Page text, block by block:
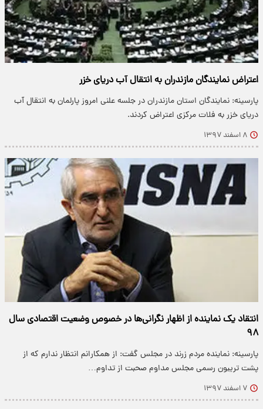
اعتراض نمایندگان مازندران به انتقال آب دریای خزر
پارسینه: نمایندگان استان مازندران در جلسه علنی امروز پارلمان به انتقال آب
دریای خزر به فلات مرکزی اعتراض کردند.
۸ اسفند ۱۳۹۷
انتقاد یک نماینده از اظهار نگرانی‌ها در خصوص وضعیت اقتصادی سال
۹۸
پارسینه: نماینده مردم زرند در مجلس گفت: از همکارانم انتظار ندارم که از
پشت تریبون رسمی مجلس مداوم صحبت از تداوم…
۷ اسفند ۱۳۹۷